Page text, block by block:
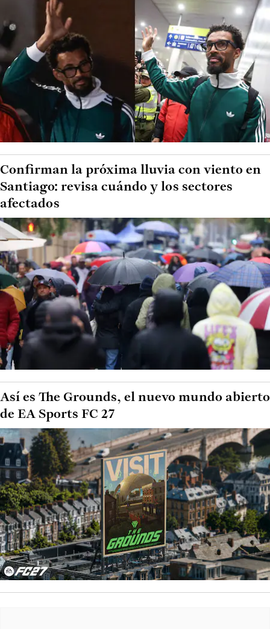
Confirman la próxima lluvia con viento en
Santiago: revisa cuándo y los sectores
afectados
Así es The Grounds, el nuevo mundo abierto
de EA Sports FC 27